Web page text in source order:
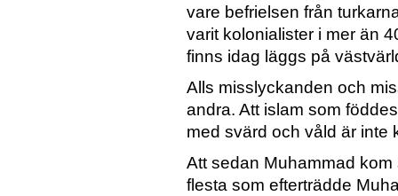
vare befrielsen från
varit kolonialister i mer än
finns idag läggs på
Alls misslyckanden och
andra. Att islam som
med svärd och våld är inte
Att sedan Muhammad
flesta som efterträdde